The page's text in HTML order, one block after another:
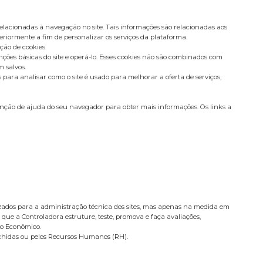
à navegação no site. Tais informações são relacionadas aos
a fim de personalizar os serviços da plataforma.
de cookies.
básicas do site e operá-lo. Esses cookies não são combinados com
salvos.
analisar como o site é usado para melhorar a oferta de serviços,
de ajuda do seu navegador para obter mais informações. Os links a
para a administração técnica dos sites, mas apenas na medida em
a Controladora estruture, teste, promova e faça avaliações,
Econômico.
ou pelos Recursos Humanos (RH).